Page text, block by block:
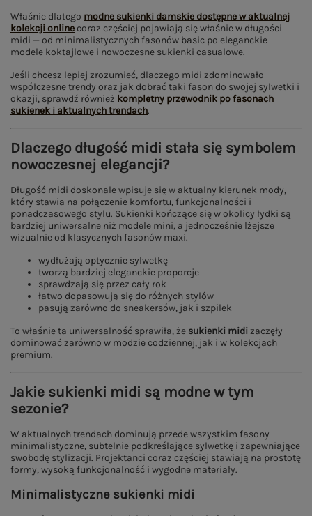
Właśnie dlatego modne sukienki damskie dostępne w aktualnej
kolekcji onlinecoraz częściej pojawiają się właśnie w długości
midi — od minimalistycznych fasonów basic po eleganckie
modele koktajlowe i nowoczesne sukienki casualowe.
Jeśli chcesz lepiej zrozumieć, dlaczego midi zdominowało
współczesne trendy oraz jak dobrać taki fason do swojej sylwetki i
okazji, sprawdź również kompletny przewodnik po fasonach
sukienek i aktualnych trendach.
Dlaczego długość midi stała się symbolem
nowoczesnej elegancji?
Długość midi doskonale wpisuje się w aktualny kierunek mody,
który stawia na połączenie komfortu, funkcjonalności i
ponadczasowego stylu. Sukienki kończące się w okolicy łydki są
bardziej uniwersalne niż modele mini, a jednocześnie lżejsze
wizualnie od klasycznych fasonów maxi.
wydłużają optycznie sylwetkę
tworzą bardziej eleganckie proporcje
sprawdzają się przez cały rok
łatwo dopasowują się do różnych stylów
pasują zarówno do sneakersów, jak i szpilek
To właśnie ta uniwersalność sprawiła, że sukienki midizaczęły
dominować zarówno w modzie codziennej, jak i w kolekcjach
premium.
Jakie sukienki midi są modne w tym
sezonie?
W aktualnych trendach dominują przede wszystkim fasony
minimalistyczne, subtelnie podkreślające sylwetkę i zapewniające
swobodę stylizacji. Projektanci coraz częściej stawiają na prostotę
formy, wysoką funkcjonalność i wygodne materiały.
Minimalistyczne sukienki midi